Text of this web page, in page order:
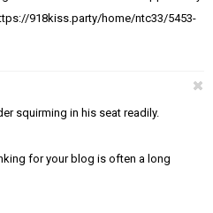
918kiss.party/home/ntc33/5453-
squirming in his seat readily.
for your blog is often a long